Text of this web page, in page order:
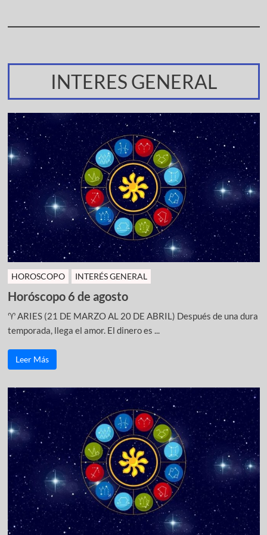
INTERES GENERAL
HOROSCOPO INTERÉS GENERAL
Horóscopo 6 de agosto
♈ ARIES (21 DE MARZO AL 20 DE ABRIL) Después de una dura
temporada, llega el amor. El dinero es ...
Leer Más